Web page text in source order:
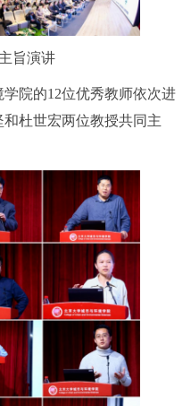
旨演讲
院的12位优秀教师依次进
杜世宏两位教授共同主